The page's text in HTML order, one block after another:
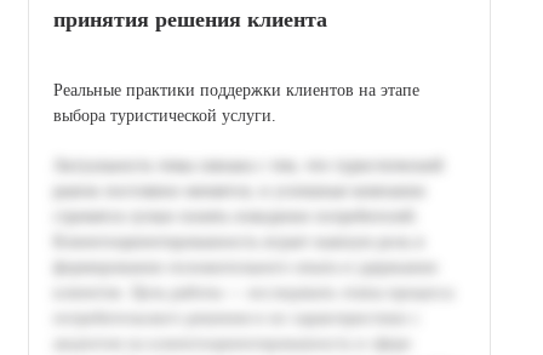
принятия решения клиента
Реальные практики поддержки клиентов на этапе
выбора туристической услуги.